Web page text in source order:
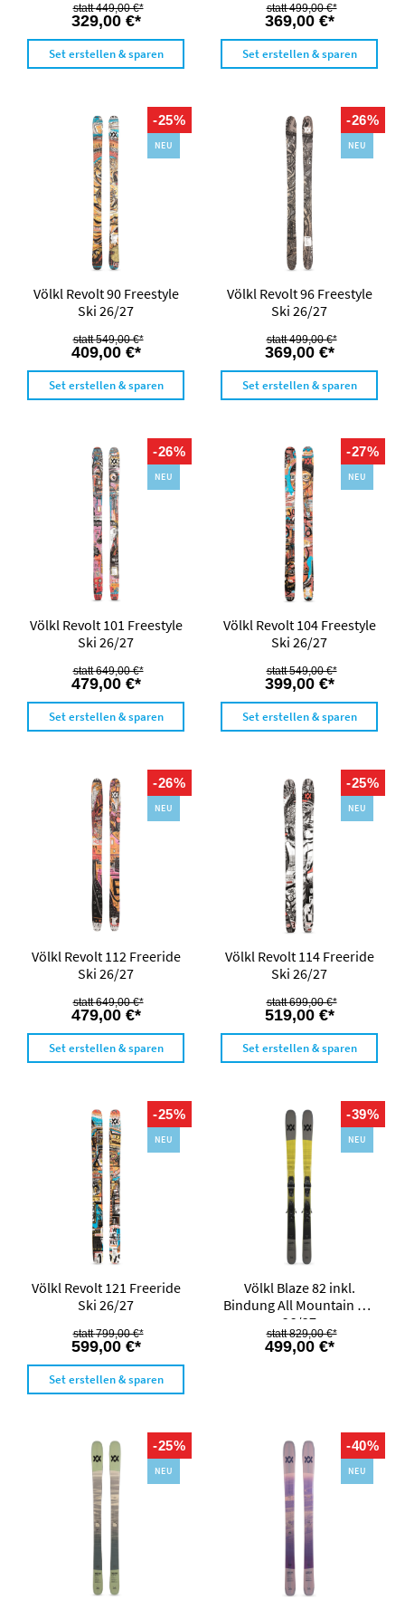
329,00 €*
449,00 €*
Set erstellen & sparen
369,00 €*
499,00 €*
Set erstellen & sparen
-25%
NEU
Völkl Revolt 90 Freestyle
Ski 26/27
409,00 €*
549,00 €*
Set erstellen & sparen
-26%
NEU
Völkl Revolt 96 Freestyle
Ski 26/27
369,00 €*
499,00 €*
Set erstellen & sparen
-26%
NEU
Völkl Revolt 101 Freestyle
Ski 26/27
479,00 €*
649,00 €*
Set erstellen & sparen
-27%
NEU
Völkl Revolt 104 Freestyle
Ski 26/27
399,00 €*
549,00 €*
Set erstellen & sparen
-26%
NEU
Völkl Revolt 112 Freeride
Ski 26/27
479,00 €*
649,00 €*
Set erstellen & sparen
-25%
NEU
Völkl Revolt 114 Freeride
Ski 26/27
519,00 €*
699,00 €*
Set erstellen & sparen
-25%
NEU
Völkl Revolt 121 Freeride
Ski 26/27
599,00 €*
799,00 €*
Set erstellen & sparen
-39%
NEU
Völkl Blaze 82 inkl.
Bindung All Mountain Ski
26/27
499,00 €*
829,00 €*
-25%
NEU
-40%
NEU